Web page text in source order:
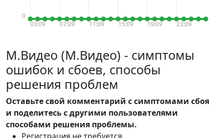
03:09 07:09 11:09 15:09 19:09 23:09
0
М.Видео (М.Видео) - симптомы
ошибок и сбоев, способы
решения проблем
Оставьте свой комментарий с симптомами сбоя
и поделитесь с другими пользователями
способами решения проблемы.